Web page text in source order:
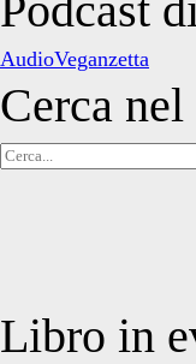
articoli
AudioVeganzetta
Cerca
Cerca
Libro in